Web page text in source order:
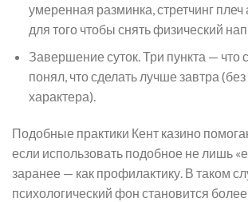
умеренная разминка, стретчинг
для того чтобы снять физический
Завершение суток. Три пункта — что
понял, что сделать лучше завтра
характера).
Подобные практики Кент казино
если использовать подобное не лишь
заранее — как профилактику. В таком
психологический фон становится